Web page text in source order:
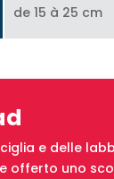
de 15 à 25 cm
e delle
offerto uno